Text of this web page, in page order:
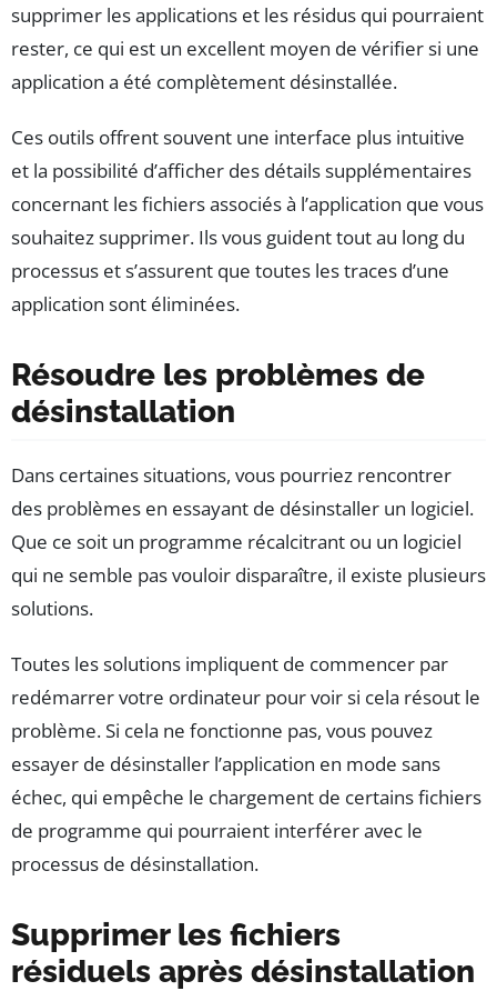
supprimer les applications et les résidus qui pourraient
rester, ce qui est un excellent moyen de vérifier si une
application a été complètement désinstallée.
Ces outils offrent souvent une interface plus intuitive
et la possibilité d’afficher des détails supplémentaires
concernant les fichiers associés à l’application que vous
souhaitez supprimer. Ils vous guident tout au long du
processus et s’assurent que toutes les traces d’une
application sont éliminées.
Résoudre les problèmes de
désinstallation
Dans certaines situations, vous pourriez rencontrer
des problèmes en essayant de désinstaller un logiciel.
Que ce soit un programme récalcitrant ou un logiciel
qui ne semble pas vouloir disparaître, il existe plusieurs
solutions.
Toutes les solutions impliquent de commencer par
redémarrer votre ordinateur pour voir si cela résout le
problème. Si cela ne fonctionne pas, vous pouvez
essayer de désinstaller l’application en mode sans
échec, qui empêche le chargement de certains fichiers
de programme qui pourraient interférer avec le
processus de désinstallation.
Supprimer les fichiers
résiduels après désinstallation